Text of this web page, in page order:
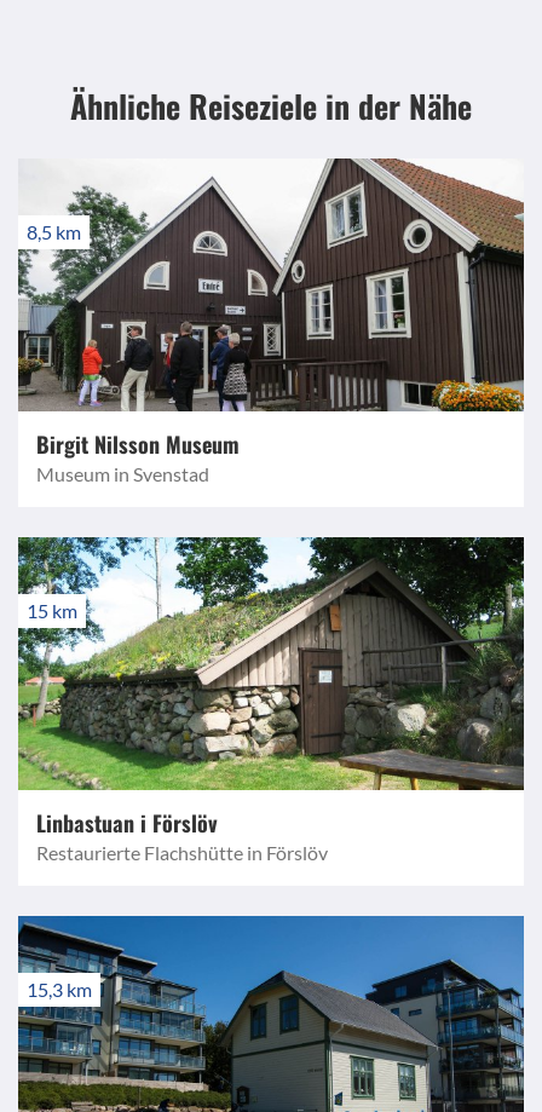
Ähnliche Reiseziele in der Nähe
8,5 km
Birgit Nilsson Museum
Museum in Svenstad
15 km
Linbastuan i Förslöv
Restaurierte Flachshütte in Förslöv
15,3 km